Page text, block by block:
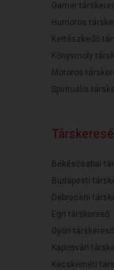
Gamer
Humoros
Kertészkedő
Könyvmoly
Motoros
Spirituális
Békéscsabai
Budapesti
Debreceni
Egri társkereső
Győri társkereső
Kaposvári
Kecskeméti